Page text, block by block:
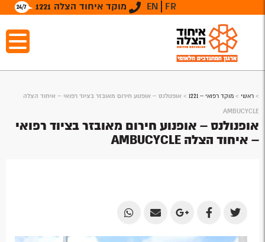
מוקד איחוד הצלה 1221 EN FR
> ראשי > מוקד רפואי – 1221 > אופנולנס – אופנוע חירום מאובזר בציוד רפואי – איחוד הצלה
AMBUCYCLE
אופנולנס – אופנוע חירום מאובזר בציוד רפואי
– איחוד הצלה AMBUCYCLE
Share
on
Share
on
Share
Share
by
Share
by